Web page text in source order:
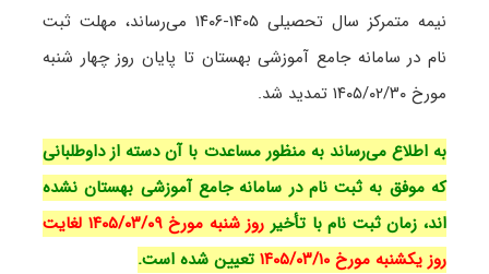
نیمه متمرکز سال تحصیلی ۱۴۰۵-۱۴۰۶ می‌رساند، مهلت ثبت
نام در سامانه جامع آموزشی بهستان تا پایان روز چهار شنبه
مورخ ۱۴۰۵/۰۲/۳۰ تمدید شد.
به اطلاع می‌رساند به منظور مساعدت با آن دسته از داوطلبانی
که موفق به ثبت نام در سامانه جامع آموزشی بهستان نشده
اند، زمان ثبت نام با تأخیر
روز شنبه مورخ ۱۴۰۵/۰۳/۰۹ لغایت
روز یکشنبه مورخ ۱۴۰۵/۰۳/۱۰
تعیین شده است.